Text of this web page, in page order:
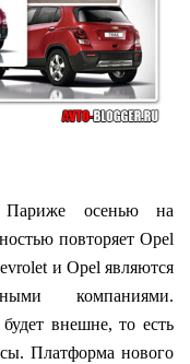
Париже осенью на
повторяет Opel
и Opel являются
компаниями.
внешне, то есть
Платформа нового